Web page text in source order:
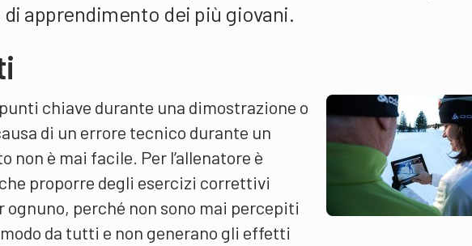
apprendimento dei più giovani.
chiave durante una dimostrazione o
di un errore tecnico durante un
non è mai facile. Per l’allenatore è
proporre degli esercizi correttivi
ognuno, perché non sono mai percepiti
da tutti e non generano gli effetti